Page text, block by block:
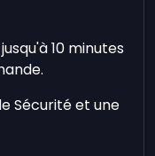
10 minutes
Sécurité et une